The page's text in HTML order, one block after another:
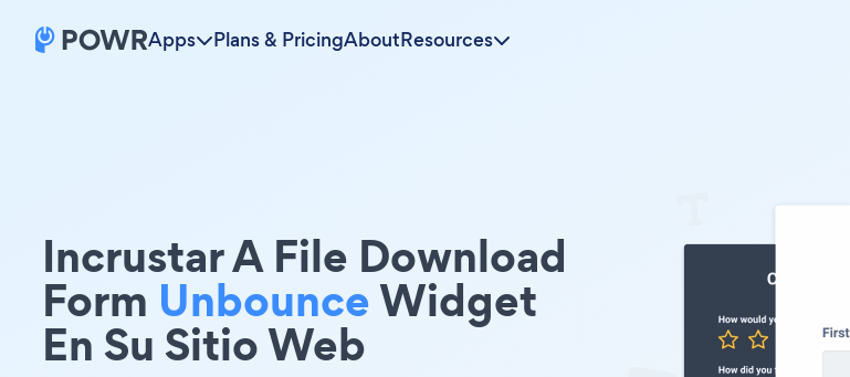
Apps Plans & PricingAboutResources
Incrustar A File Download
Form UnbounceWidget
En Su Sitio Web